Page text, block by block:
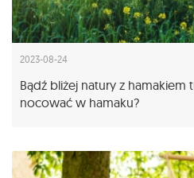
2023-08-24
Bądź bliżej natury z hamakiem
nocować w hamaku?